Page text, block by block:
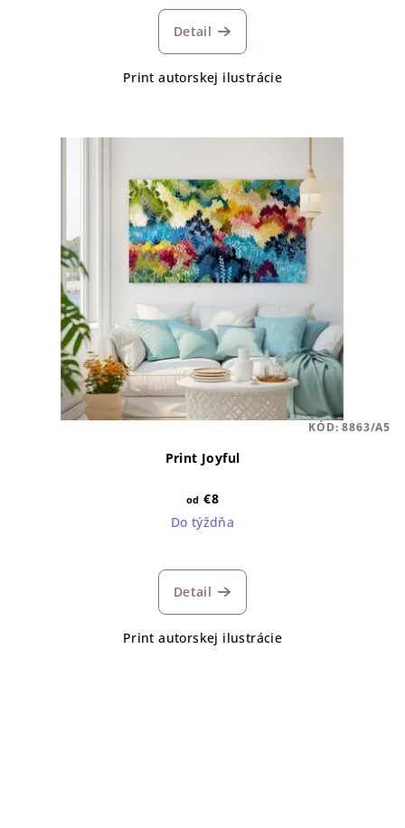
Detail
Print autorskej ilustrácie
Print Joyful
od €8
Do týždňa
Detail
Print autorskej ilustrácie
KÓD:8863/A5